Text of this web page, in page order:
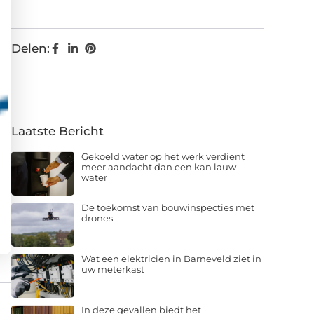
Delen:
Laatste Bericht
Gekoeld water op het werk verdient
meer aandacht dan een kan lauw
water
De toekomst van bouwinspecties met
drones
Wat een elektricien in Barneveld ziet in
uw meterkast
In deze gevallen biedt het